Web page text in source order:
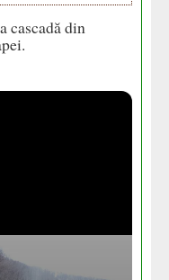
cascadă din